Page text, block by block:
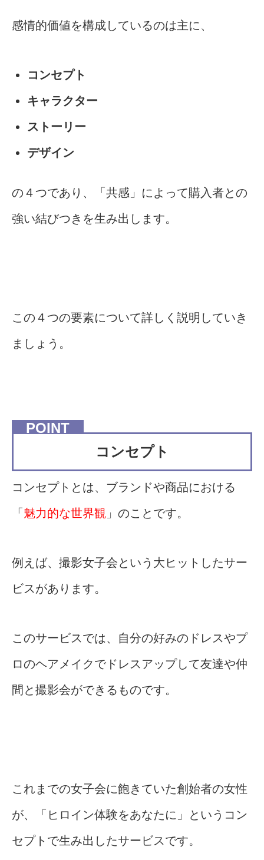
感情的価値を構成しているのは主に、
コンセプト
キャラクター
ストーリー
デザイン
の４つであり、「共感」によって購入者との
強い結びつきを生み出します。
この４つの要素について詳しく説明していき
ましょう。
コンセプト
コンセプトとは、ブランドや商品における
「 魅力的な世界観 」のことです。
例えば、撮影女子会という大ヒットしたサー
ビスがあります。
このサービスでは、自分の好みのドレスやプ
ロのヘアメイクでドレスアップして友達や仲
間と撮影会ができるものです。
これまでの女子会に飽きていた創始者の女性
が、「ヒロイン体験をあなたに」というコン
セプトで生み出したサービスです。